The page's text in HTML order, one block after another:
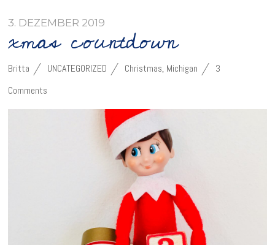
3. DEZEMBER 2019
xmas countdown
Britta UNCATEGORIZED Christmas, Michigan
3
Comments